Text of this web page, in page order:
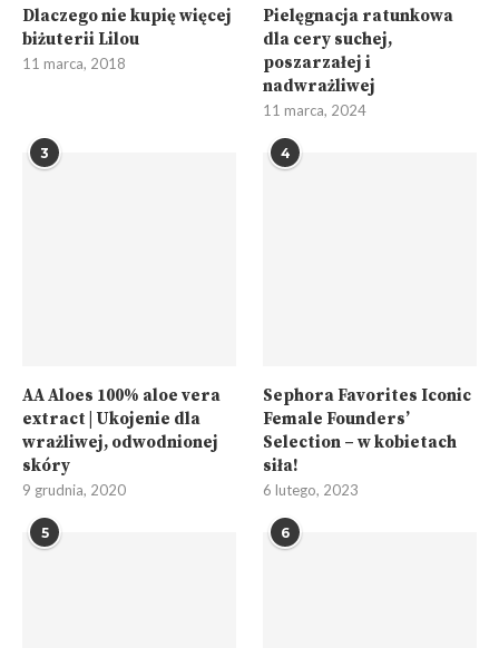
Dlaczego nie kupię więcej
biżuterii Lilou
11 marca, 2018
Pielęgnacja ratunkowa
dla cery suchej,
poszarzałej i
nadwrażliwej
11 marca, 2024
3
AA Aloes 100% aloe vera
extract | Ukojenie dla
wrażliwej, odwodnionej
skóry
9 grudnia, 2020
4
Sephora Favorites Iconic
Female Founders’
Selection – w kobietach
siła!
6 lutego, 2023
5 6